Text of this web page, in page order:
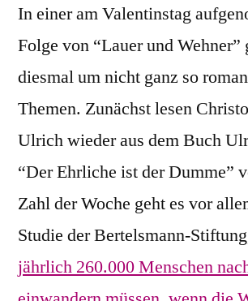
In einer am Valentinstag
Folge von “Lauer und Wehner”
diesmal um nicht ganz so
Themen. Zunächst lesen
Ulrich wieder aus dem Buch
“Der Ehrliche ist der Dumme”
Zahl der Woche geht es vor
Studie der Bertelsmann-
jährlich 260.000 Menschen